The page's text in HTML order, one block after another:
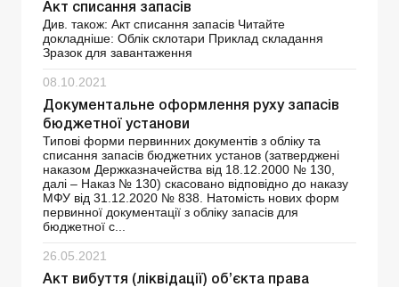
Акт списання запасів
Див. також: Акт списання запасів Читайте
докладніше: Облік склотари Приклад складання
Зразок для завантаження
08.10.2021
Документальне оформлення руху запасів
бюджетної установи
Типові форми первинних документів з обліку та
списання запасів бюджетних установ (затверджені
наказом Держказначейства від 18.12.2000 № 130,
далі – Наказ № 130) скасовано відповідно до наказу
МФУ від 31.12.2020 № 838. Натомість нових форм
первинної документації з обліку запасів для
бюджетної с...
26.05.2021
Акт вибуття (ліквідації) об’єкта права